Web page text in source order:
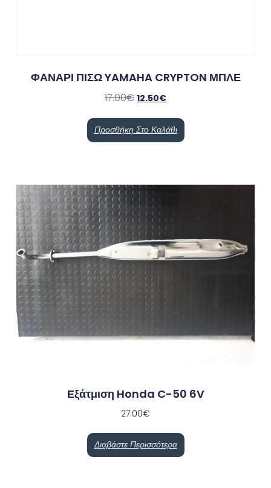
ΦΑΝΑΡΙ ΠΙΣΩ YAMAHA CRYPTON ΜΠΛΕ
17.00€ 12.50€
Προσθήκη Στο Καλάθι
Εξάτμιση Honda C-50 6V
27.00€
Διαβάστε Περισσότερα